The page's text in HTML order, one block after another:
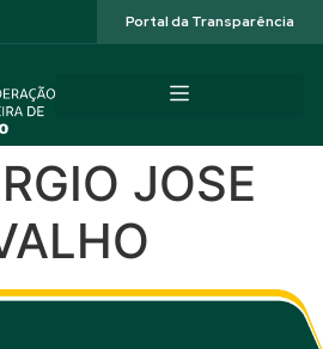
Portal da Transparência
JOSE